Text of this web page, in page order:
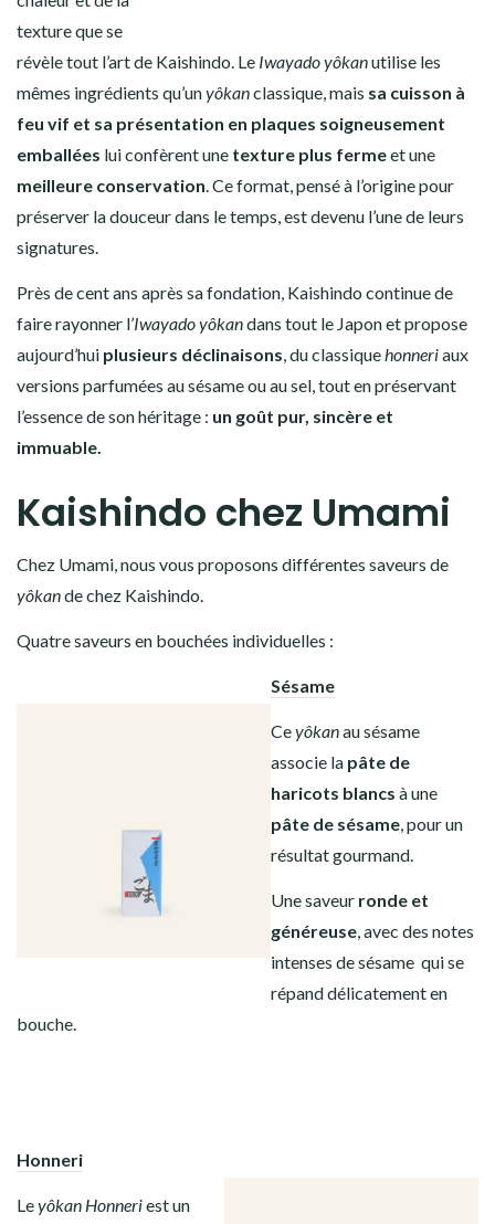
texture que se
révèle tout l’art de Kaishindo. Le Iwayado yôkanutilise les
mêmes ingrédients qu’unyôkanclassique, mais sa cuisson à
feu vif et sa présentation en plaques soigneusement
emballées lui confèrent une texture plus fermeet une
meilleure conservation. Ce format, pensé à l’origine pour
préserver la douceur dans le temps, est devenu l’une de leurs
signatures.
Près de cent ans après sa fondation, Kaishindo continue de
faire rayonner l’Iwayado yôkandans tout le Japon et propose
aujourd’hui plusieurs déclinaisons, du classiquehonneriaux
versions parfumées au sésame ou au sel, tout en préservant
l’essence de son héritage : un goût pur, sincère et
immuable.
Kaishindo chez Umami
Chez Umami, nous vous proposons différentes saveurs de
yôkande chez Kaishindo.
Quatre saveurs en bouchées individuelles :
Sésame
Ceyôkanau sésame
associe la pâte de
haricots blancs à une
pâte de sésame, pour un
résultat gourmand.
Une saveur ronde et
généreuse, avec des notes
intenses de sésame qui se
répand délicatement en
bouche.
Honneri
Leyôkan Honneriest un